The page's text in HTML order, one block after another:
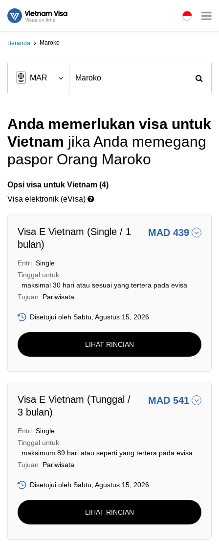
Beranda Maroko
Anda memerlukan visa untuk
Vietnam jika Anda memegang
paspor Orang Maroko
Opsi visa untuk Vietnam (4)
Visa elektronik (eVisa)
Visa E Vietnam (Single / 1
bulan)
MAD 439
Entri Single
Tinggal untuk
maksimal 30 hari atau sesuai yang tertera pada evisa
Tujuan
Pariwisata
Disetujui oleh Sabtu, Agustus 15, 2026
LIHAT RINCIAN
Visa E Vietnam (Tunggal /
3 bulan)
MAD 541
Entri Single
Tinggal untuk
maksimum 89 hari atau seperti yang tertera pada evisa
Tujuan
Pariwisata
Disetujui oleh Sabtu, Agustus 15, 2026
LIHAT RINCIAN